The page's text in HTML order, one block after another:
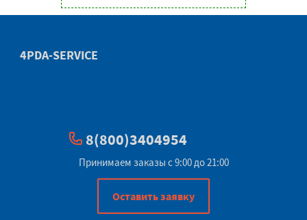
4PDA-SERVICE
8(800)3404954
Принимаем заказы с 9:00 до 21:00
Оставить заявку